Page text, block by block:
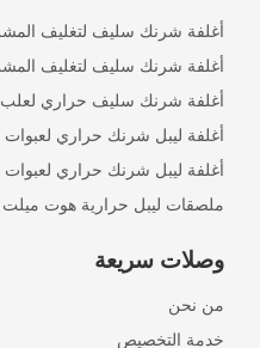
أغلفة شرنك سليف لتغليف
أغلفة شرنك سليف لتغليف
أغلفة شرنك سليف حراري لعلب
أغلفة ليبل شرنك حراري لعبوات
أغلفة ليبل شرنك حراري لعبوات
ملصقات ليبل حرارية هوت ميلت
وصلات سريعة
من نحن
خدمة التخصيص